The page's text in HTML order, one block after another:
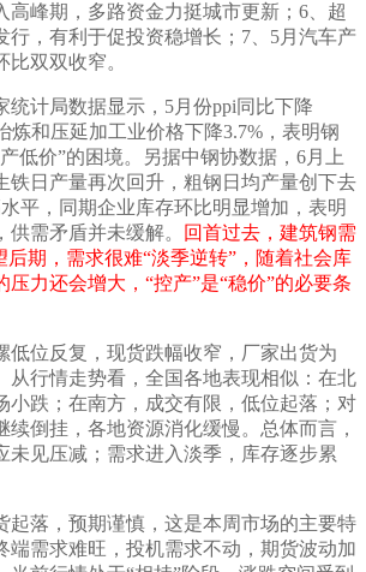
高峰期，多路资金力挺城市更新；6、超
行，有利于促投资稳增长； 7、5月汽车产
双双收窄。
统计局数据显示，5月份ppi同比下降
炼和压延加工业价格下降3.7%，表明钢
低价”的困境。另据中钢协数据，6月上
铁日产量再次回升，粗钢日均产量创下去
平，同期企业库存环比明显增加，表明
需矛盾并未缓解。
回首过去，建筑钢需
后期，需求很难“淡季逆转”，随着社会库
压力还会增大，“控产”是“稳价”的必要条
低位反复 ，现货跌幅收窄 ， 厂家出货为
从行情走势看，全国各地表现相似 ：在北
小跌 ；在南方， 成交有限，低位起落 ； 对
续倒挂，各地资源消化缓慢 。总体而言 ，
未见压减 ； 需求进入淡季，库存逐步累
起落 ， 预期谨慎 ，这是本周市场的主要特
端需求难旺 ，投机需求不动 ，期货波动加